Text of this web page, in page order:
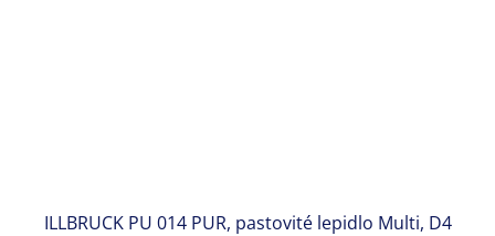
ILLBRUCK PU 014 PUR, pastovité lepidlo Multi, D4